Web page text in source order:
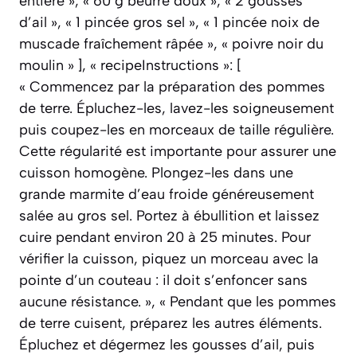
d’ail », « 1 pincée gros sel », « 1 pincée noix de
muscade fraîchement râpée », « poivre noir du
moulin » ], « recipeInstructions »: [
« Commencez par la préparation des pommes
de terre. Épluchez-les, lavez-les soigneusement
puis coupez-les en morceaux de taille régulière.
Cette régularité est importante pour assurer une
cuisson homogène. Plongez-les dans une
grande marmite d’eau froide généreusement
salée au gros sel. Portez à ébullition et laissez
cuire pendant environ 20 à 25 minutes. Pour
vérifier la cuisson, piquez un morceau avec la
pointe d’un couteau : il doit s’enfoncer sans
aucune résistance. », « Pendant que les pommes
de terre cuisent, préparez les autres éléments.
Épluchez et dégermez les gousses d’ail, puis